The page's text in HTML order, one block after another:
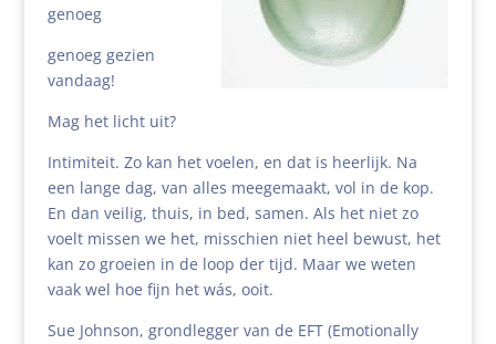
genoeg
genoeg gezien
vandaag!
Mag het licht uit?
Intimiteit. Zo kan het voelen, en dat is heerlijk. Na
een lange dag, van alles meegemaakt, vol in de kop.
En dan veilig, thuis, in bed, samen. Als het niet zo
voelt missen we het, misschien niet heel bewust, het
kan zo groeien in de loop der tijd. Maar we weten
vaak wel hoe fijn het wás, ooit.
Sue Johnson, grondlegger van de EFT (Emotionally